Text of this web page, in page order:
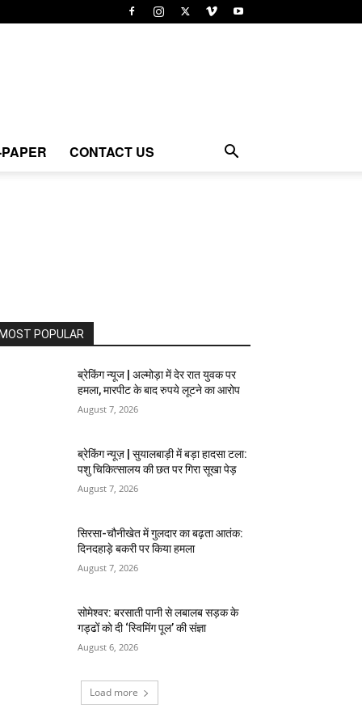
CONTACT US
MOST POPULAR
ब्रेकिंग न्यूज | अल्मोड़ा में देर रात युवक पर
हमला, मारपीट के बाद रुपये लूटने का आरोप
August 7, 2026
ब्रेकिंग न्यूज़ | सुयालबाड़ी में बड़ा हादसा टला:
पशु चिकित्सालय की छत पर गिरा सूखा पेड़
August 7, 2026
सिरसा-चौनीखेत में गुलदार का बढ़ता आतंक:
दिनदहाड़े बकरी पर किया हमला
August 7, 2026
सोमेश्वर: बरसाती पानी से लबालब सड़क के
गड्ढों को दी ‘स्विमिंग पूल’ की संज्ञा
August 6, 2026
Load more